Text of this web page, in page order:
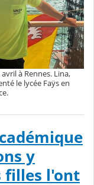
à Rennes. Lina,
le lycée Faÿs en
y
filles l'ont